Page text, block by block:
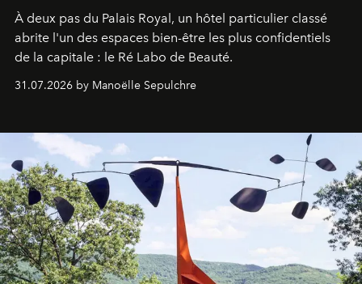
À deux pas du Palais Royal, un hôtel particulier classé
abrite l'un des espaces bien-être les plus confidentiels
de la capitale : le Ré Labo de Beauté.
31.07.2026 by Manoëlle Sepulchre